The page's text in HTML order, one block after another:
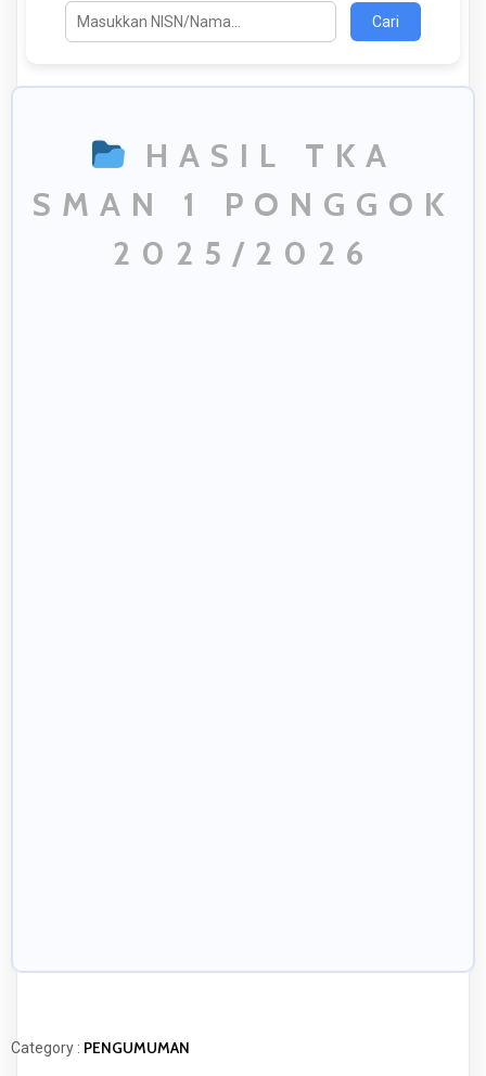
Cari
HASIL TKA
SMAN 1 PONGGOK
2025/2026
Category : PENGUMUMAN